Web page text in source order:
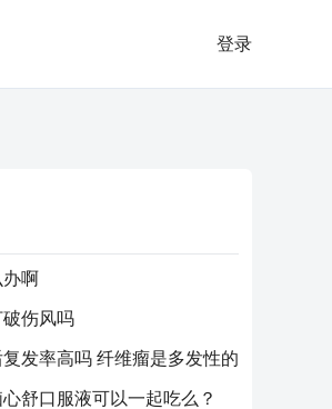
登录
啊
伤风吗
发率高吗 纤维瘤是多发性的
舒口服液可以一起吃么？